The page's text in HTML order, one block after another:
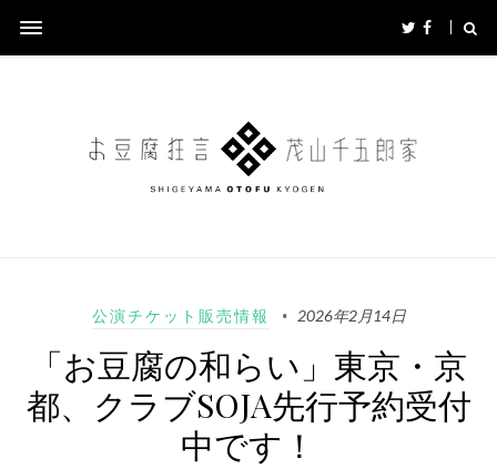
公演チケット販売情報 2026年2月14日
「お豆腐の和らい」東京・京
都、クラブSOJA先行予約受付
中です！